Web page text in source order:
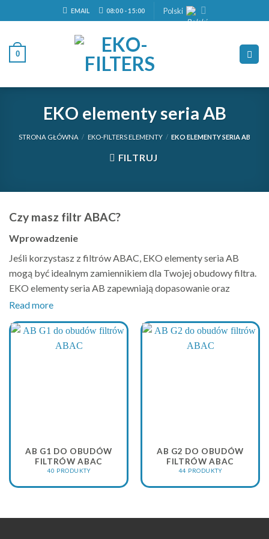
to
EMAIL 08:00 - 15:00 Polski
0
EKO elementy seria AB
STRONA GŁÓWNA / EKO-FILTERS ELEMENTY / EKO ELEMENTY SERIA AB
FILTRUJ
Czy masz filtr ABAC?
Wprowadzenie
Jeśli korzystasz z filtrów ABAC, EKO elementy seria AB
mogą być idealnym zamiennikiem dla Twojej obudowy filtra.
EKO elementy seria AB zapewniają dopasowanie oraz
stabilną jakość filtracji sprężonego powietrza.
System został zaprojektowany z myślą o kompatybilności i
łatwej wymianie elementów.
Zapewniają one taką samą lub lepszą filtrację niż oryginalne
Dodatkowo obniżają koszty eksploatacji i zwiększają
Filtracja wpływa także na bezpieczeństwo całego systemu
Read more
AB G1 DO OBUDÓW
FILTRÓW ABAC
40 PRODUKTY
AB G2 DO OBUDÓW
FILTRÓW ABAC
44 PRODUKTY